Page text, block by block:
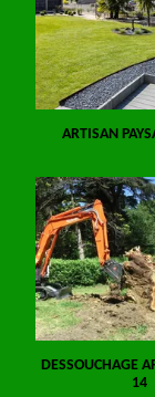
ARTISAN
DESSOUCHAGE
14